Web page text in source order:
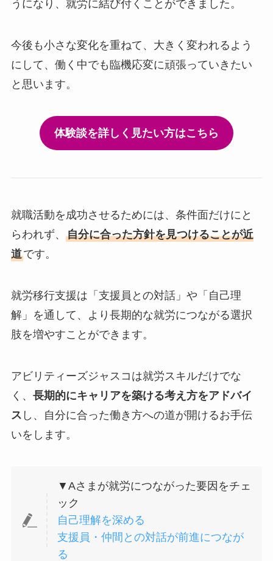
うになり、就労に結び付くことができました。
今後も小さな変化を重ねて、大きく変われるよう
にして、働く中でも臨機応変に頑張っていきたい
と思います。
体験談を詳しく見たい方はこちら
就職活動を成功させるためには、条件面だけにと
らわれず、 自分に合った方針を見つけることが近
道です。
就労移行支援は「支援員との対話」や「自己理
解」を通して、より長期的な就労につながる選択
肢を増やすことができます。
アビリティーズジャスコは就労スキルだけでな
く、 長期的にキャリアを築ける考え方をアドバイ
ス し、自分に合った働き方への道が開けるお手伝
いをします。
▼Aさまが就労につながった要因をチェ
ック
自己理解を深める
支援員・仲間との対話が前進につなが
る